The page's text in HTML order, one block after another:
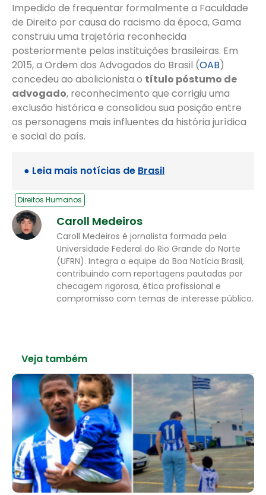
Impedido de frequentar formalmente a Faculdade
de Direito por causa do racismo da época, Gama
construiu uma trajetória reconhecida
posteriormente pelas instituições brasileiras. Em
2015, a Ordem dos Advogados do Brasil (OAB)
concedeu ao abolicionista o título póstumo de
advogado, reconhecimento que corrigiu uma
exclusão histórica e consolidou sua posição entre
os personagens mais influentes da história jurídica
e social do país.
● Leia mais notícias de Brasil
Direitos Humanos
Caroll Medeiros
Caroll Medeiros é jornalista formada pela
Universidade Federal do Rio Grande do Norte
(UFRN). Integra a equipe do Boa Notícia Brasil,
contribuindo com reportagens pautadas por
checagem rigorosa, ética profissional e
compromisso com temas de interesse público.
Veja também